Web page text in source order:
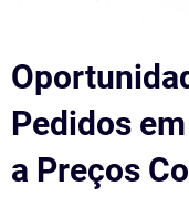
Pedidos
a Preços